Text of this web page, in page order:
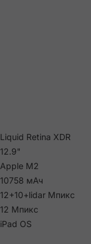
Liquid Retina XDR
12.9"
Apple М2
10758 мАч
12+10+lidar Мпикс
12 Мпикс
iPad OS